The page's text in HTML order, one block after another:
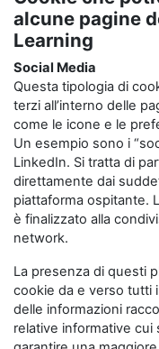
alcune pagine
Learning
Social Media
Questa tipologia di
terzi all’interno delle
come le icone e le
Un esempio sono i
LinkedIn. Si tratta di
direttamente dai
piattaforma ospitante.
è finalizzato alla
network.
La presenza di questi
cookie da e verso tutti
delle informazioni
relative informative cui